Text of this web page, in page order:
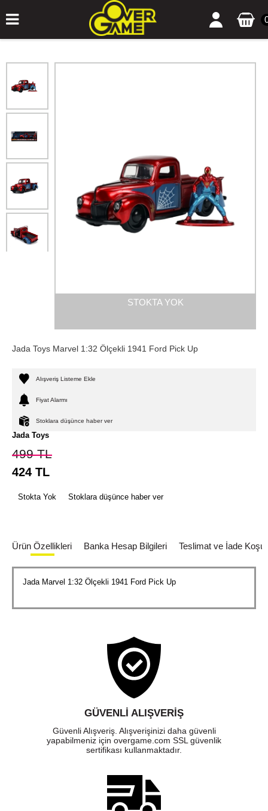
STOKTA YOK
Jada Toys Marvel 1:32 Ölçekli 1941 Ford Pick Up
Alışveriş Listeme Ekle
Fiyat Alarmı
Stoklara düşünce haber ver
Jada Toys
499TL
424 TL
Stokta Yok Stoklara düşünce haber ver
Ürün Özellikleri Banka Hesap Bilgileri Teslimat ve İade
Jada Marvel 1:32 Ölçekli 1941 Ford Pick Up
GÜVENLI ALIŞVERIŞ
Güvenli Alışveriş. Alışverişinizi daha güvenli
yapabilmeniz için overgame.com SSL güvenlik
sertifikası kullanmaktadır.